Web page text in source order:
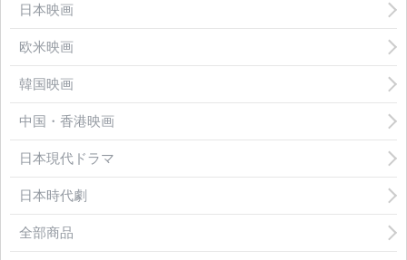
日本映画
欧米映画
韓国映画
中国・香港映画
日本現代ドラマ
日本時代劇
全部商品